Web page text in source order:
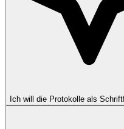
Ich will die Protokolle als